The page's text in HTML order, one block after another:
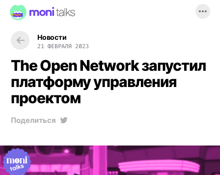
Новости
21 ФЕВРАЛЯ 2023
The Open Network запустил
платформу управления
проектом
Поделиться